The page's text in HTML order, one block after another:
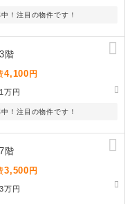
中！注目の物件です！
階
4,100 円
万円
中！注目の物件です！
階
3,500 円
万円